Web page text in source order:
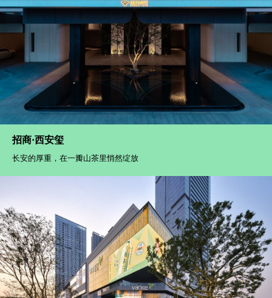
招商·西安玺
长安的厚重，在一瓣山茶里悄然绽放